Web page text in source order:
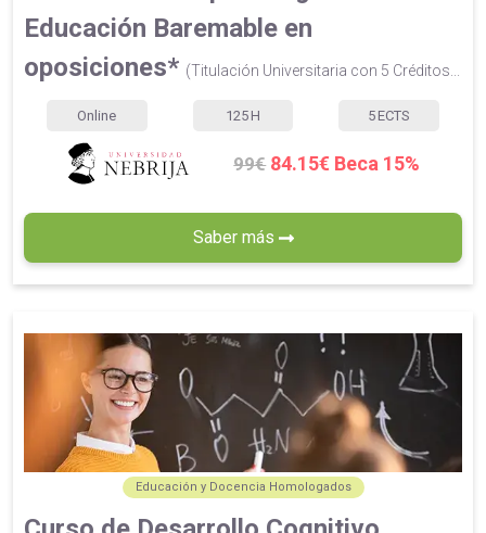
Educación Baremable en
oposiciones* (Titulación Universitaria con 5 Créditos...
Online 125 H 5 ECTS
99€ 84.15€ Beca 15%
Saber más
Educación y Docencia Homologados